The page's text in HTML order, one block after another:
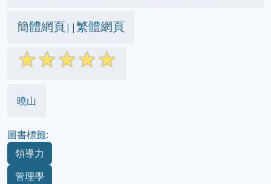
簡體網頁||繁體網頁
☆☆☆☆☆
曉山
圖書標籤:
領導力
管理學